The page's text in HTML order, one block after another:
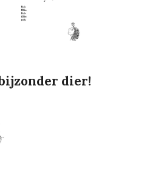
dier!